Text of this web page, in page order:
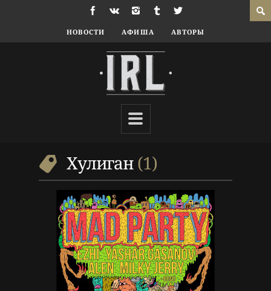
НОВОСТИ АФИША АВТОРЫ
Хулиган 1
9 г. назад
Хэллоуин